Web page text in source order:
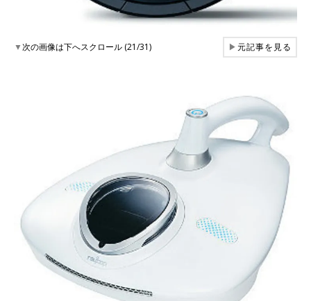
▼次の画像は下へスクロール (21/31) ▶元記事を見る